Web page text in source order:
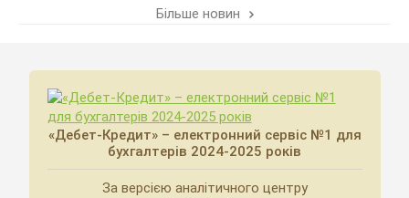
Більше новин
«Дебет-Кредит» – електронний сервіс №1 для
бухгалтерів 2024-2025 років
За версією аналітичного центру